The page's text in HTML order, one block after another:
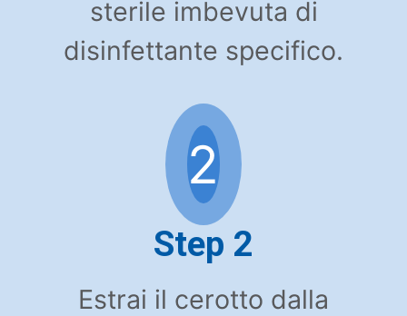
sterile imbevuta di
disinfettante specifico.
2
Step 2
Estrai il cerotto dalla